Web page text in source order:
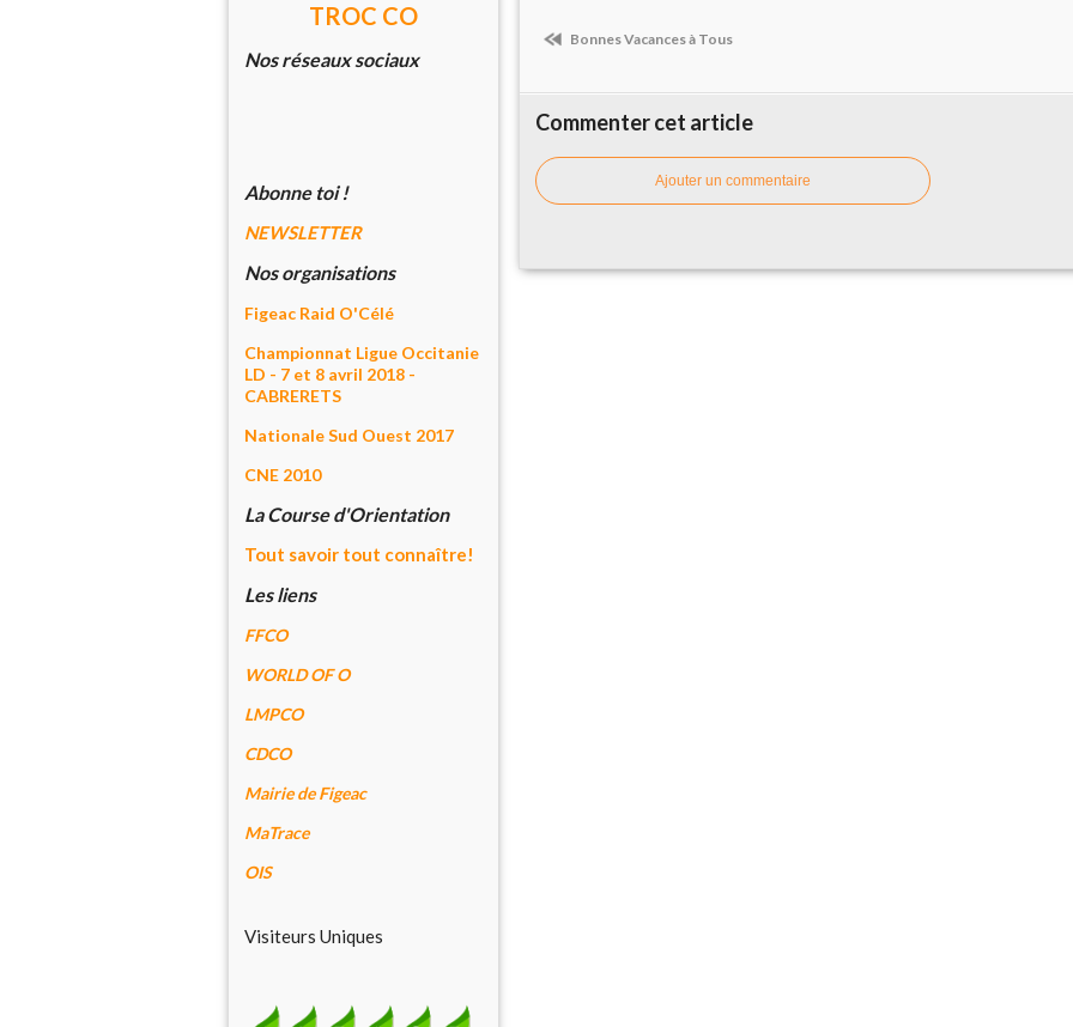
TROC CO
Nos réseaux sociaux
Abonne toi !
NEWSLETTER
Nos organisations
Figeac Raid O'Célé
Championnat Ligue Occitanie
LD - 7 et 8 avril 2018 -
CABRERETS
Nationale Sud Ouest 2017
CNE 2010
La Course d'Orientation
Tout savoir tout connaître!
Les liens
FFCO
WORLD OF O
LMPCO
CDCO
Mairie de Figeac
MaTrace
OIS
Visiteurs Uniques
Bonnes Vacances à Tous
Commenter cet article
Ajouter un commentaire